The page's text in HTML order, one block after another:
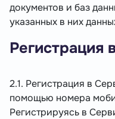
документов и баз
указанных в них
Регистрация
2.1. Регистрация в
помощью номера
Регистрируясь в